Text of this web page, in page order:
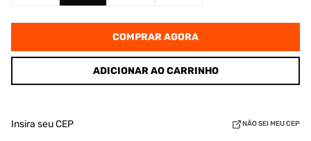
COMPRAR AGORA
ADICIONAR AO CARRINHO
Insira seu CEP NÃO SEI MEU CEP